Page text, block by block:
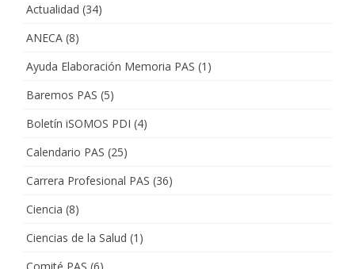
Actualidad (34)
ANECA (8)
Ayuda Elaboración Memoria PAS (1)
Baremos PAS (5)
Boletín iSOMOS PDI (4)
Calendario PAS (25)
Carrera Profesional PAS (36)
Ciencia (8)
Ciencias de la Salud (1)
Comité PAS (6)